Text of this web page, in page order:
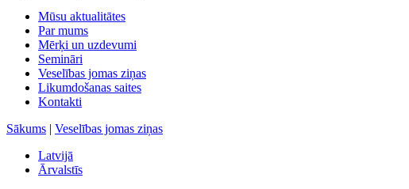
Mūsu aktualitātes
Par mums
Mērķi un uzdevumi
Semināri
Veselības jomas ziņas
Likumdošanas saites
Kontakti
Sākums | Veselības jomas ziņas
Latvijā
Ārvalstīs